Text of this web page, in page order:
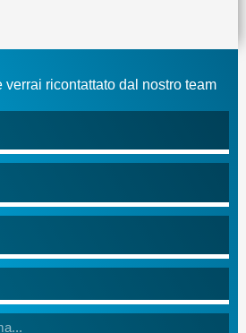
ricontattato dal nostro team